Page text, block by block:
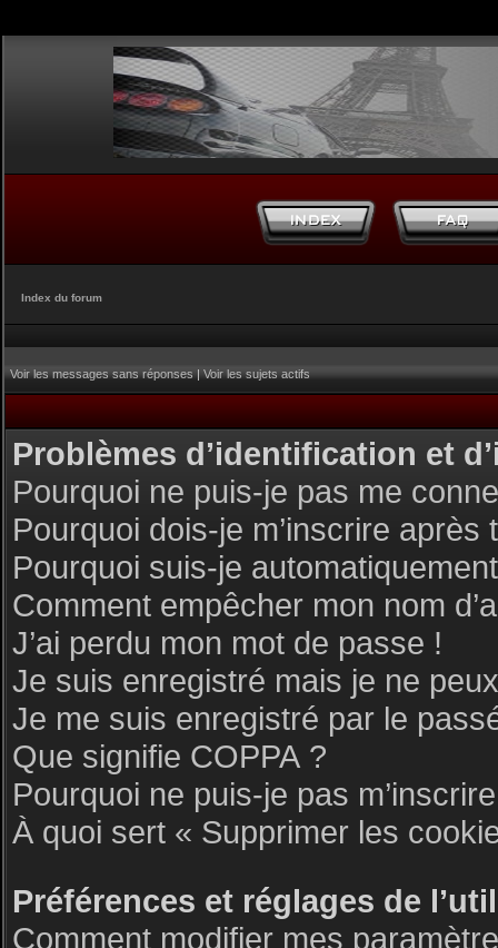
Index du forum
Voir les messages sans réponses|Voir les sujets actifs
Problèmes d’identification et
Pourquoi ne puis-je pas me
Pourquoi dois-je m’inscrire après
Pourquoi suis-je
Comment empêcher mon nom
J’ai perdu mon mot de passe !
Je suis enregistré mais je ne
Je me suis enregistré par le
Que signifie COPPA ?
Pourquoi ne puis-je pas
À quoi sert « Supprimer les
Préférences et réglages de
Comment modifier mes